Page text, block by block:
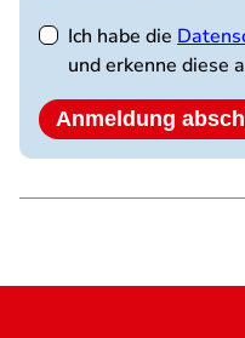
Ich habe die
und erkenne diese
Anmeldung